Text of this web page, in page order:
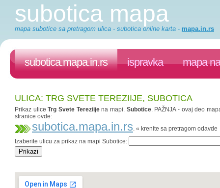
subotica mapa
mapa subotice sa pretragom ulica - subotica online karta - mapa.in.rs
subotica.mapa.in.rs ispravka mapa
ULICA: TRG SVETE TEREZIIJE, SUBOTICA
Prikaz uliceTrg Svete Tereziijena mapi. Subotice. PAŽNJA - ovaj deo
stranice ovde:
subotica.mapa.in.rs. « krenite sa pretragom odavde
Izaberite ulicu za prikaz na mapi Subotice: